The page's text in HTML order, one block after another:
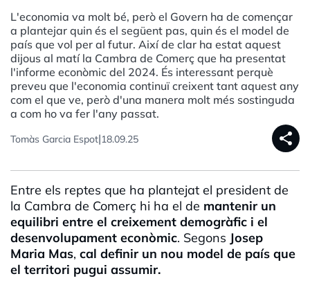
L'economia va molt bé, però el Govern ha de començar
a plantejar quin és el següent pas, quin és el model de
país que vol per al futur. Així de clar ha estat aquest
dijous al matí la Cambra de Comerç que ha presentat
l'informe econòmic del 2024. És interessant perquè
preveu que l'economia continuï creixent tant aquest any
com el que ve, però d'una manera molt més sostinguda
a com ho va fer l'any passat.
Tomàs Garcia Espot|18.09.25 share
Entre els reptes que ha plantejat el president de
la Cambra de Comerç hi ha el de mantenir un
equilibri entre el creixement demogràfic i el
desenvolupament econòmic. Segons Josep
Maria Mas, cal definir un nou model de país que
el territori pugui assumir.